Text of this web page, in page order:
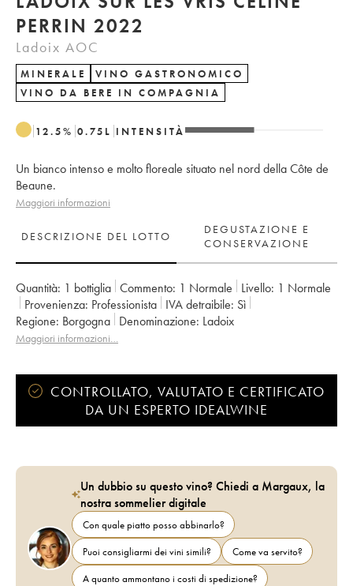
PERRIN 2022
Ladoix AOC
MINERALE
VINO GASTRONOMICO
VINO DA BERE IN COMPAGNIA
12.5% 0.75 L INTENSITÀ
Un bianco intenso e molto floreale situato nel nord della Côte de
Beaune.
Maggiori informazioni
DESCRIZIONE DEL LOTTO
DEGUSTAZIONE E
CONSERVAZIONE
Quantità: 1 bottiglia Commento: 1 Normale Livello: 1 Normale
Provenienza:
professionista IVA detraibile:
sì
Regione:
Borgogna Denominazione: Ladoix
Maggiori informazioni…
CONTROLLATO, VALUTATO E CERTIFICATO
DA UN ESPERTO IDEALWINE
Un dubbio su questo vino? Chiedi a Margaux, la
nostra sommelier digitale
Con quale piatto posso abbinarlo?
Puoi consigliarmi dei vini simili?
Come va servito?
A quanto ammontano i costi di spedizione?